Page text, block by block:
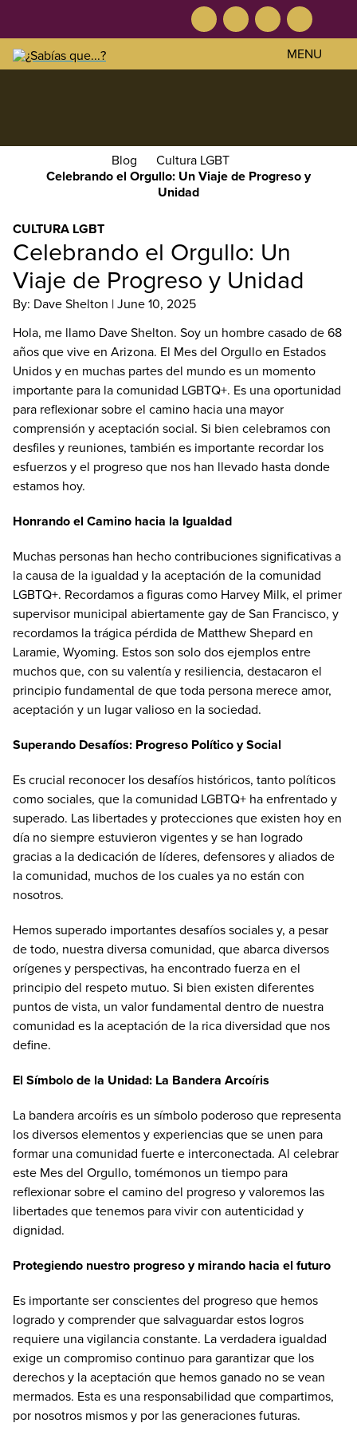
Facebook
Twitter InstagramYouTube
Skip
primary
Skip
main
Skip
footer
y
bienestar
en
general.
Conoce
tu
cuerpo.
MENU
Blog
Cultura LGBT
Celebrando el Orgullo: Un Viaje de Progreso y
Unidad
CULTURA LGBT
Celebrando el Orgullo: Un
Viaje de Progreso y Unidad
By: Dave Shelton | June 10, 2025
Hola, me llamo Dave Shelton. Soy un hombre casado de 68
años que vive en Arizona. El Mes del Orgullo en Estados
Unidos y en muchas partes del mundo es un momento
importante para la comunidad LGBTQ+. Es una oportunidad
para reflexionar sobre el camino hacia una mayor
comprensión y aceptación social. Si bien celebramos con
desfiles y reuniones, también es importante recordar los
esfuerzos y el progreso que nos han llevado hasta donde
estamos hoy.
Honrando el Camino hacia la Igualdad
Muchas personas han hecho contribuciones significativas a
la causa de la igualdad y la aceptación de la comunidad
LGBTQ+. Recordamos a figuras como Harvey Milk, el primer
supervisor municipal abiertamente gay de San Francisco, y
recordamos la trágica pérdida de Matthew Shepard en
Laramie, Wyoming. Estos son solo dos ejemplos entre
muchos que, con su valentía y resiliencia, destacaron el
principio fundamental de que toda persona merece amor,
aceptación y un lugar valioso en la sociedad.
Superando Desafíos: Progreso Político y Social
Es crucial reconocer los desafíos históricos, tanto políticos
como sociales, que la comunidad LGBTQ+ ha enfrentado y
superado. Las libertades y protecciones que existen hoy en
día no siempre estuvieron vigentes y se han logrado
gracias a la dedicación de líderes, defensores y aliados de
la comunidad, muchos de los cuales ya no están con
nosotros.
Hemos superado importantes desafíos sociales y, a pesar
de todo, nuestra diversa comunidad, que abarca diversos
orígenes y perspectivas, ha encontrado fuerza en el
principio del respeto mutuo. Si bien existen diferentes
puntos de vista, un valor fundamental dentro de nuestra
comunidad es la aceptación de la rica diversidad que nos
define.
El Símbolo de la Unidad: La Bandera Arcoíris
La bandera arcoíris es un símbolo poderoso que representa
los diversos elementos y experiencias que se unen para
formar una comunidad fuerte e interconectada. Al celebrar
este Mes del Orgullo, tomémonos un tiempo para
reflexionar sobre el camino del progreso y valoremos las
libertades que tenemos para vivir con autenticidad y
dignidad.
Protegiendo nuestro progreso y mirando hacia el futuro
Es importante ser conscientes del progreso que hemos
logrado y comprender que salvaguardar estos logros
requiere una vigilancia constante. La verdadera igualdad
exige un compromiso continuo para garantizar que los
derechos y la aceptación que hemos ganado no se vean
mermados. Esta es una responsabilidad que compartimos,
por nosotros mismos y por las generaciones futuras.